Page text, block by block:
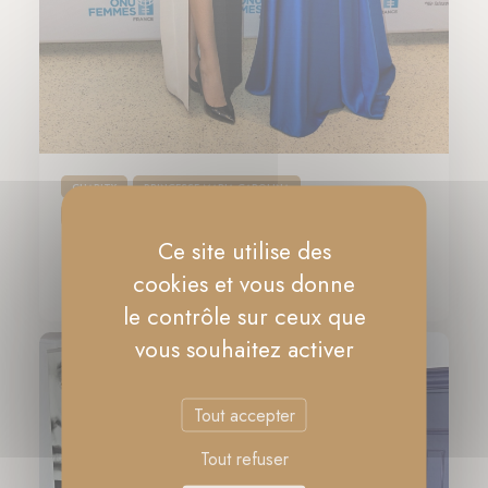
CHARITY
PRINCESSE MARIA CAROLINA
Dix ans d'ONU FEMMES France
17-11-2023
Ce site utilise des
cookies et vous donne
le contrôle sur ceux que
vous souhaitez activer
Tout accepter
Tout refuser